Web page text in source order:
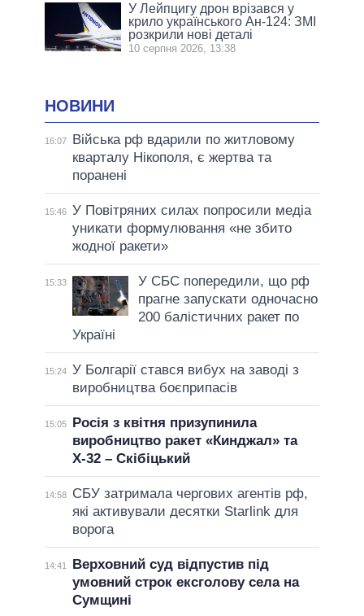
У Лейпцигу дрон врізався у
крило українського Ан-124: ЗМІ
розкрили нові деталі
10 серпня 2026, 13:38
НОВИНИ
16:07
Війська рф вдарили по житловому
кварталу Нікополя, є жертва та
поранені
15:46 У Повітряних силах попросили медіа
уникати формулювання «не збито
жодної ракети»
15:33
У СБС попередили, що рф
прагне запускати одночасно
200 балістичних ракет по
Україні
15:24 У Болгарії стався вибух на заводі з
виробництва боєприпасів
15:05
Росія з квітня призупинила
виробництво ракет «Кинджал» та
Х-32 – Скібіцький
14:58
СБУ затримала чергових агентів рф,
які активували десятки Starlink для
ворога
14:41
Верховний суд відпустив під
умовний строк ексголову села на
Сумщині